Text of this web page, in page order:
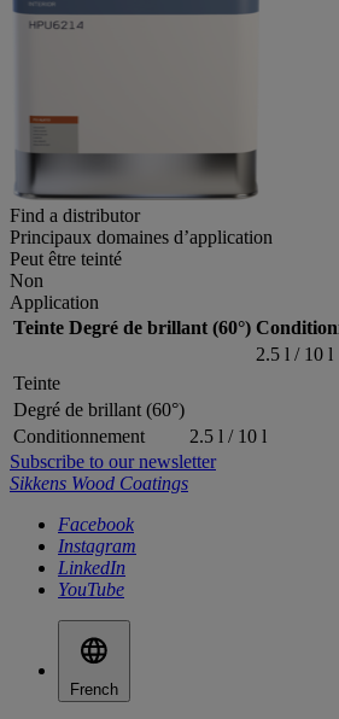
Find a distributor
Principaux domaines d’application
Peut être teinté
Non
Application
Teinte Degré de brillant (60°)
2.5 l / 10 l
Teinte
Degré de brillant (60°)
Conditionnement
2.5 l / 10 l
Subscribe to our newsletter
Sikkens Wood Coatings
Facebook
Instagram
LinkedIn
YouTube
French